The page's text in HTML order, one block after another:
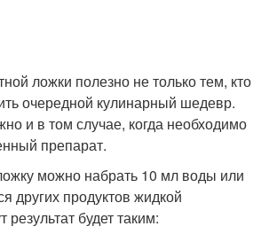
ложки полезно не только тем, кто
очередной кулинарный шедевр.
и в том случае, когда необходимо
препарат.
можно набрать 10 мл воды или
других продуктов жидкой
результат будет таким: